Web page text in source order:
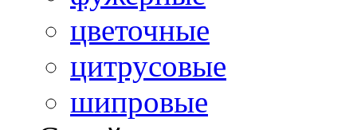
цветочные
цитрусовые
шипровые